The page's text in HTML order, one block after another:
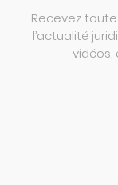
Recevez
l’actualité